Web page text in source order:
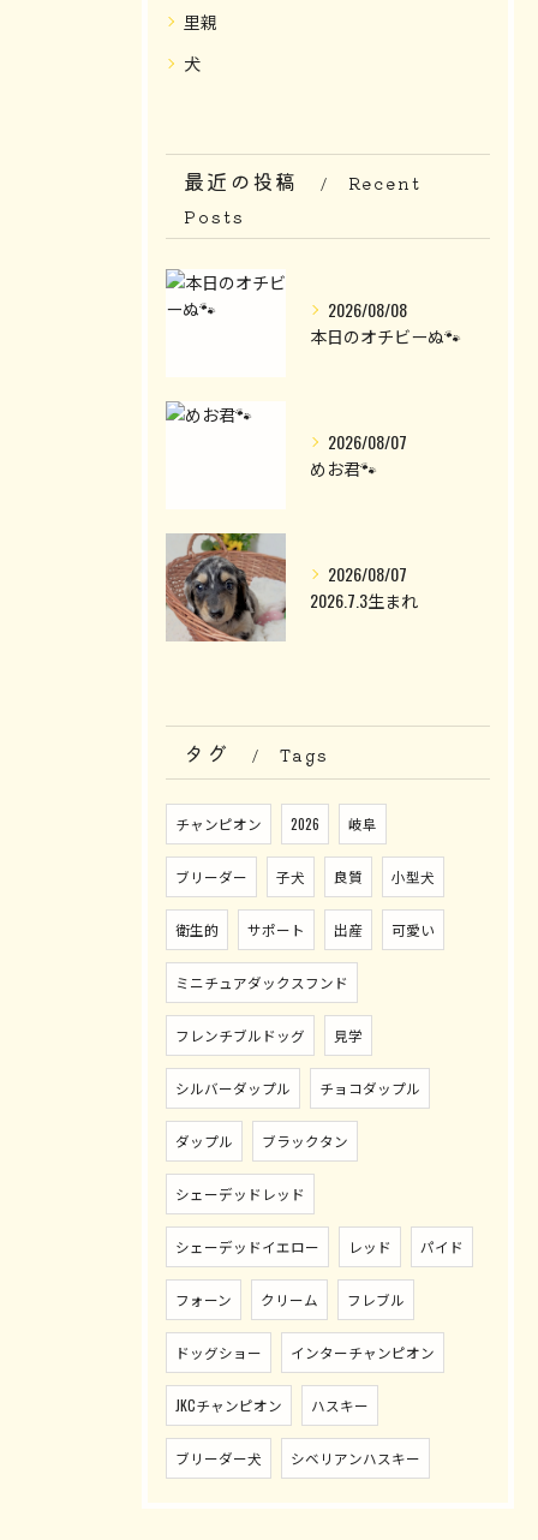
里親
犬
最近の投稿
Recent
Posts
2026/08/08
本日のオチビーぬ🐾
2026/08/07
めお君🐾
2026/08/07
2026.7.3生まれ
タグ Tags
チャンピオン 2026 岐阜
ブリーダー 子犬 良質 小型犬
衛生的 サポート 出産 可愛い
ミニチュアダックスフンド
フレンチブルドッグ 見学
シルバーダップル チョコダップル
ダップル ブラックタン
シェーデッドレッド
シェーデッドイエロー レッド パイド
フォーン クリーム フレブル
ドッグショー インターチャンピオン
JKCチャンピオン ハスキー
ブリーダー犬 シベリアンハスキー